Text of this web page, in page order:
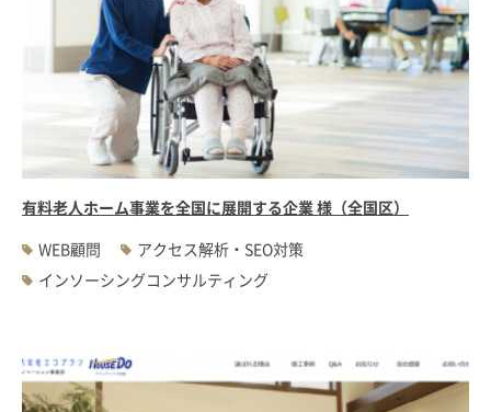
有料老人ホーム事業を全国に展開する企業 様（全国区）
WEB顧問
アクセス解析・SEO対策
インソーシングコンサルティング